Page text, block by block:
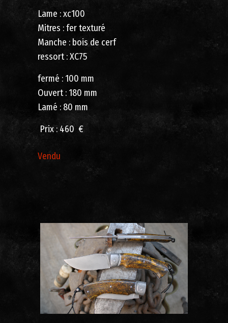
Lame : xc100
Mitres : fer texturé
Manche : bois de cerf
ressort : XC75
fermé : 100 mm
Ouvert : 180 mm
Lamé : 80 mm
Prix ​​: 460 €